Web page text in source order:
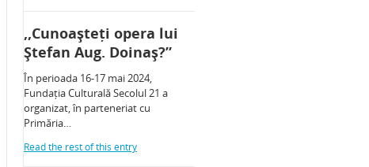
,,Cunoașteți opera lui
Ștefan Aug. Doinaș?”
În perioada 16-17 mai 2024,
Fundația Culturală Secolul 21 a
organizat, în parteneriat cu
Primăria…
Read the rest of this entry